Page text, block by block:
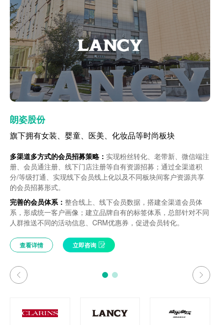
飞亚达
珠宝腕表行业
构建虚实融合的客户触点应用场景，实现多维度多波段的精
准营销；
实现飞亚达品牌全渠道客户数据的管理和360°会员洞察；
会员制度建设，包括等级积分规则制定及会员权益体系搭
建；
……
查看详情 立即咨询
朗姿股份
旗下拥有女装、婴童、医美、化妆品等时尚板块
多渠道多方式的会员招募策略： 实现粉丝转化、老带新、微信端注
册、会员通注册、线下门店注册等自有资源招募；通过全渠道积
分/等级打通、实现线下会员线上化以及不同板块间客户资源共享
的会员招募形式。
完善的会员体系： 整合线上、线下会员数据，搭建全渠道会员体
系，形成统一客户画像；建立品牌自有的标签体系，总部针对不同
人群推送不同的活动信息、CRM优惠券，促进会员转化。
查看详情 立即咨询
飞亚达
珠宝腕表行业
构建虚实融合的客户触点应用场景，实现多维度多波段的精
准营销；
实现飞亚达品牌全渠道客户数据的管理和360°会员洞察；
会员制度建设，包括等级积分规则制定及会员权益体系搭
建；
……
查看详情 立即咨询
朗姿股份
旗下拥有女装、婴童、医美、化妆品等时尚板块
多渠道多方式的会员招募策略： 实现粉丝转化、老带新、微信端注
册、会员通注册、线下门店注册等自有资源招募；通过全渠道积
分/等级打通、实现线下会员线上化以及不同板块间客户资源共享
的会员招募形式。
完善的会员体系： 整合线上、线下会员数据，搭建全渠道会员体
系，形成统一客户画像；建立品牌自有的标签体系，总部针对不同
人群推送不同的活动信息、CRM优惠券，促进会员转化。
查看详情 立即咨询